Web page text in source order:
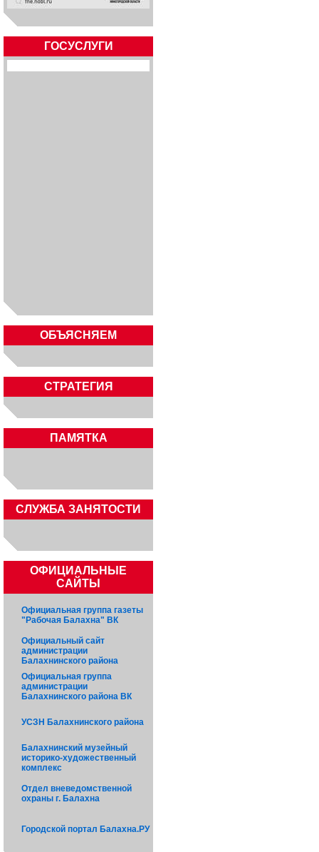
ГОСУСЛУГИ
ОБЪЯСНЯЕМ
СТРАТЕГИЯ
ПАМЯТКА
CЛУЖБА ЗАНЯТОСТИ
ОФИЦИАЛЬНЫЕ
САЙТЫ
Официальная группа газеты
"Рабочая Балахна" ВК
Официальный сайт
администрации
Балахнинского района
Официальная группа
администрации
Балахнинского района ВК
УСЗН Балахнинского района
Балахнинский музейный
историко-художественный
комплекс
Отдел вневедомственной
охраны г. Балахна
Городской портал Балахна.РУ